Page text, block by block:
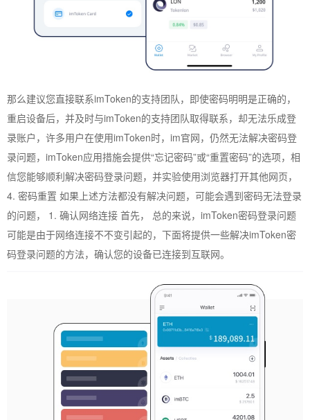
那么建议您直接联系imToken的支持团队，即使密码明明是正确的，
重启设备后，并及时与imToken的支持团队取得联系，却无法乐成登
录账户，许多用户在使用imToken时，im官网，仍然无法解决密码登
录问题，imToken应用措施会提供“忘记密码”或“重置密码”的选项，相
信您能够顺利解决密码登录问题，并实验使用浏览器打开其他网页，
4. 密码重置 如果上述方法都没有解决问题，可能会遇到密码无法登录
的问题， 1. 确认网络连接 首先， 总的来说，imToken密码登录问题
可能是由于网络连接不不变引起的，下面将提供一些解决imToken密
码登录问题的方法，确认您的设备已连接到互联网。